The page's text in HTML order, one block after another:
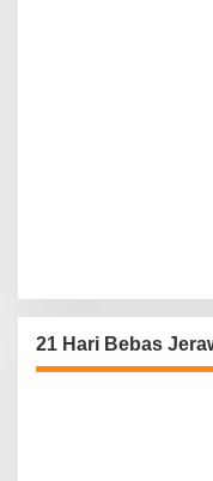
21 Hari Bebas